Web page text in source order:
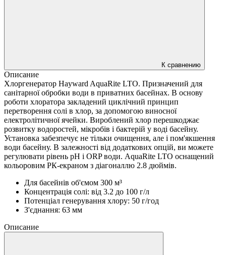
К сравнению
Описание
Хлоргенератор Hayward AquaRite LTO. Призначений для
санітарної обробки води в приватних басейнах. В основу
роботи хлоратора закладений циклічний принцип
перетворення солі в хлор, за допомогою виносної
електролітичної ячейки. Вироблений хлор перешкоджає
розвитку водоростей, мікробів і бактерій у воді басейну.
Установка забезпечує не тільки очищення, але і пом'якшення
води басейну. В залежності від додаткових опцій, ви можете
регулювати рівень pH і ORP води. AquaRite LTO оснащений
кольоровим РК-екраном з діагоналлю 2.8 дюймів.
Для басейнів об'ємом 300 м³
Концентрація солі: від 3.2 до 100 г/л
Потенціал генерування хлору: 50 г/год
З'єднання: 63 мм
Описание